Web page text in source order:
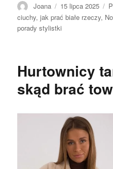
Autor
Joana Opublikowano
15 lipca 2025
ciuchy,jak prać białe rzeczy,
porady stylistki
Hurtownicy
skąd brać